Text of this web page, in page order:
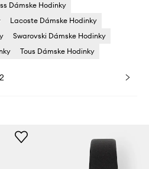
Dámske Hodinky
Lacoste Dámske Hodinky
Swarovski Dámske Hodinky
Tous Dámske Hodinky
2